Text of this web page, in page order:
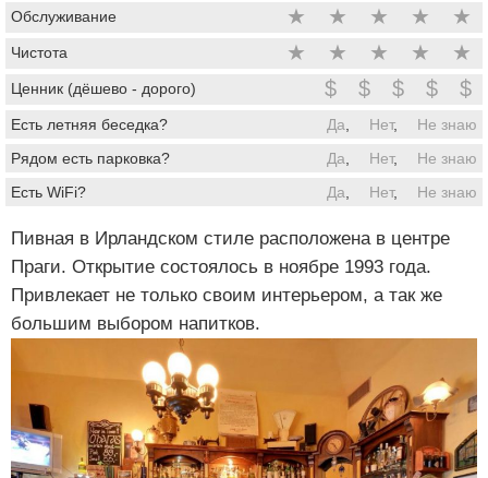
Обслуживание ★ ★ ★ ★ ★
Чистота ★ ★ ★ ★ ★
Ценник (дёшево - дорого) $ $ $ $ $
Есть летняя беседка? Да Нет,
Не знаю
Рядом есть парковка?
Да Нет,
Не знаю
Есть WiFi?
Да Нет, Не знаю
Пивная в Ирландском стиле расположена в центре
Праги. Открытие состоялось в ноябре 1993 года.
Привлекает не только своим интерьером, а так же
большим выбором напитков.